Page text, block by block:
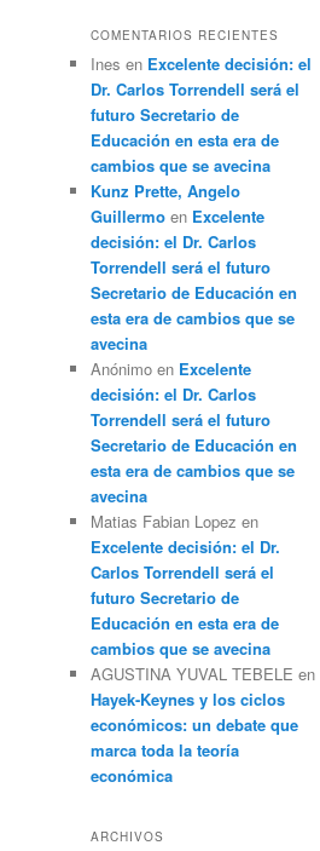
COMENTARIOS RECIENTES
Ines en Excelente decisión: el
Dr. Carlos Torrendell será el
futuro Secretario de
Educación en esta era de
cambios que se avecina
Kunz Prette, Angelo
Guillermo en Excelente
decisión: el Dr. Carlos
Torrendell será el futuro
Secretario de Educación en
esta era de cambios que se
avecina
Anónimo en Excelente
decisión: el Dr. Carlos
Torrendell será el futuro
Secretario de Educación en
esta era de cambios que se
avecina
Matias Fabian Lopez en
Excelente decisión: el Dr.
Carlos Torrendell será el
futuro Secretario de
Educación en esta era de
cambios que se avecina
AGUSTINA YUVAL TEBELE en
Hayek-Keynes y los ciclos
económicos: un debate que
marca toda la teoría
económica
ARCHIVOS